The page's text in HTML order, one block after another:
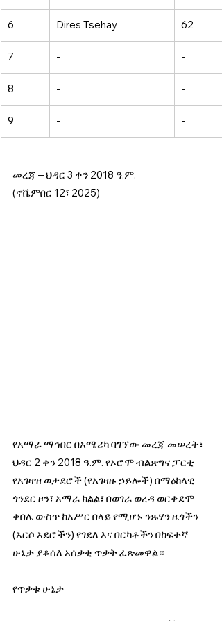
6 Dires Tsehay 62
7 - -
8 - -
9 - -
መረጃ – ህዳር 3 ቀን 2018 ዓ.ም.
(ኖቬምበር 12፣ 2025)
የአማራ ማኅበር በአሜሪካ ባገኘው መረጃ መሠረት፣
ህዳር 2 ቀን 2018 ዓ.ም. የኦሮሞ ብልጽግና ፓርቲ
የአገዛዝ ወታደሮች (የአገዛዙ ኃይሎች) በማዕከላዊ
ጎንደር ዞን፣ አማራ ክልል፣ በወገራ ወረዳ ወርቀደሞ
ቀበሌ ውስጥ ከአሥር በላይ የሚሆኑ ንጹሃን ዜጎችን
(አርሶ አደሮችን) የገደለ እና በርካቶችን በከፍተኛ
ሁኔታ ያቆሰለ አሰቃቂ ጥቃት ፈጽመዋል።
የጥቃቱ ሁኔታ